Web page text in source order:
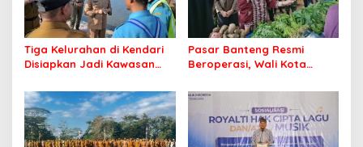
Tiga Kelurahan di Kendari
Disiapkan Jadi Kawasan
Pasar Banteng Resmi
Beroperasi, Wali Kota
Ekonomi Baru